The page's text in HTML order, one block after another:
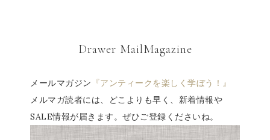
Drawer MailMagazine
メールマガジン 『アンティークを楽しく学ぼう！』
メルマガ読者には、どこよりも早く、新着情報や
SALE情報が届きます。ぜひご登録くださいね。